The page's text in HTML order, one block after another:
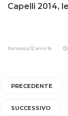
Capelli 2014,
francesca12 anni fa
PRECEDENTE
SUCCESSIVO